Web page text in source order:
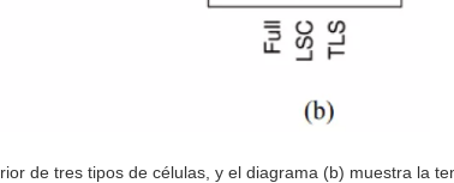
de tres tipos de células, y el diagrama (b) muestra la